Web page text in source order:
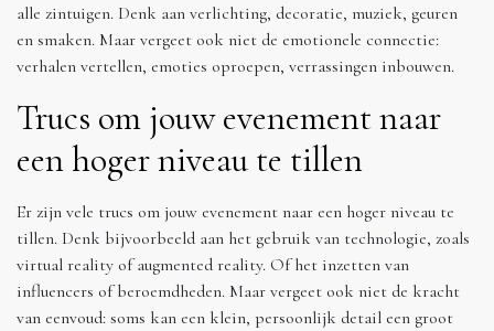
alle zintuigen. Denk aan verlichting, decoratie, muziek, geuren
en smaken. Maar vergeet ook niet de emotionele connectie:
verhalen vertellen, emoties oproepen, verrassingen inbouwen.
Trucs om jouw evenement naar
een hoger niveau te tillen
Er zijn vele trucs om jouw evenement naar een hoger niveau te
tillen. Denk bijvoorbeeld aan het gebruik van technologie, zoals
virtual reality of augmented reality. Of het inzetten van
influencers of beroemdheden. Maar vergeet ook niet de kracht
van eenvoud: soms kan een klein, persoonlijk detail een groot